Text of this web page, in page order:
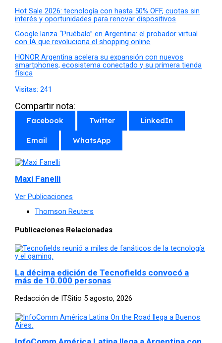
Hot Sale 2026: tecnología con hasta 50% OFF, cuotas sin
interés y oportunidades para renovar dispositivos
Google lanza “Pruébalo” en Argentina: el probador virtual
con IA que revoluciona el shopping online
HONOR Argentina acelera su expansión con nuevos
smartphones, ecosistema conectado y su primera tienda
física
Visitas: 241
Compartir nota:
Facebook Twitter LinkedIn
Email WhatsApp
Maxi Fanelli
Ver Publicaciones
Thomson Reuters
Publicaciones Relacionadas
La décima edición de Tecnofields convocó a
más de 10.000 personas
Redacción de ITSitio 5 agosto, 2026